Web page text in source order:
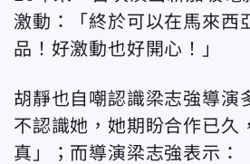
激動：「終於可以在馬來西
品！好激動也好開心！」
胡靜也自嘲認識梁志強導演
不認識她，她期盼合作已久
真」；而導演梁志強表示：